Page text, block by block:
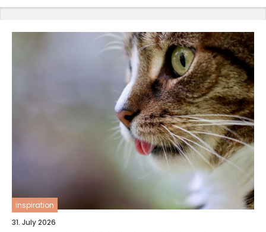
inspiration
31. July 2026